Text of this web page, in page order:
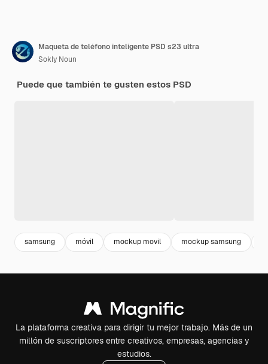
Maqueta de teléfono inteligente PSD s23 ultra
Sokly Noun
Puede que también te gusten estos PSD
samsung móvil mockup movil mockup samsung
La plataforma creativa para dirigir tu mejor trabajo. Más de un
millón de suscriptores entre creativos, empresas, agencias y
estudios.